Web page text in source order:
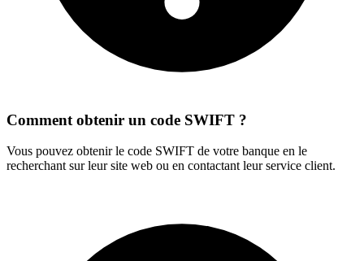
Comment obtenir un code SWIFT ?
Vous pouvez obtenir le code SWIFT de votre banque en le
recherchant sur leur site web ou en contactant leur service client.